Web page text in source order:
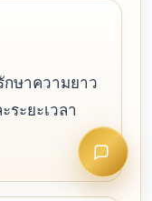
กษาความยาว
ะยะเวลา